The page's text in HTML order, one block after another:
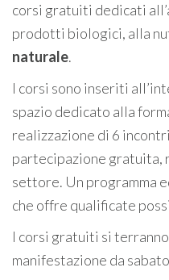
corsi gratuiti dedicati
prodotti biologici, alla
naturale.
I corsi sono inseriti
spazio dedicato alla
realizzazione di 6
partecipazione
settore. Un programma
che offre qualificate
I corsi gratuiti si
manifestazione da